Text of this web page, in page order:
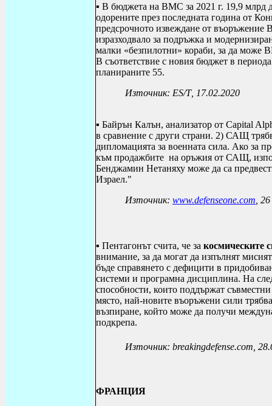
▪ В бюджета на ВМС за 2021 г. 19,9 млрд
одорените през последната година от
предсрочното извеждане от въоръжение
изразходвало за подръжка и
малки «безпилотни» кораби, за да може
В съответствие с новия бюджет в
планираните 55.
Източник: ES/T, 17.02.2020
▪ Байрън Калън, анализатор от Capital
в сравнение с други страни. 2) САЩ
дипломацията за военната сила. Ако за
към продажбите на оръжия от САЩ,
Бенджамин Нетаняху може да са
Израел."
Източник: www.defenseone.com ,
▪ Пентагонът счита, че за космическите
внимание, за да могат да изпълнят
бъде справянето с дефицити в
системи и програмна дисциплина. На
способности, които поддържат
място, най-новите въоръжени сили
възпиране, който може да получи
подкрепа.
Източник: breakingdefense.com,
ФРАНЦИЯ